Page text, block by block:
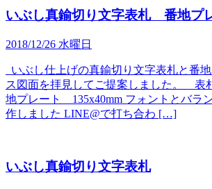
いぶし真鍮切り文字表札 番地プ
2018/12/26 水曜日
いぶし仕上げの真鍮切り文字表札と番
ス図面を拝見してご提案しました。
地プレート 135x40mm フォントとバラ
作しました LINE@で打ち合わ […]
いぶし真鍮切り文字表札